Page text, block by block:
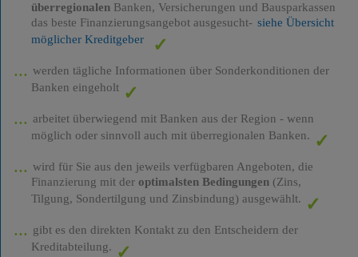
überregionalenBanken, Versicherungen und Bausparkassen
das beste Finanzierungsangebot ausgesucht- siehe Übersicht
möglicher Kreditgeber
werden tägliche Informationen über Sonderkonditionen der
Banken eingeholt
arbeitet überwiegend mit Banken aus der Region - wenn
möglich oder sinnvoll auch mit überregionalen Banken.
wird für Sie aus den jeweils verfügbaren Angeboten, die
Finanzierung mit der optimalsten Bedingungen(Zins,
Tilgung, Sondertilgung und Zinsbindung) ausgewählt.
gibt es den direkten Kontakt zu den Entscheidern der
Kreditabteilung.